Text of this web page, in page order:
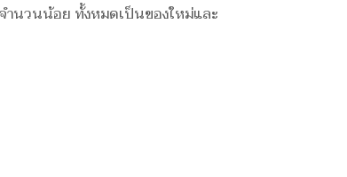
นวนน้อย ทั้งหมดเป็นของใหม่และ